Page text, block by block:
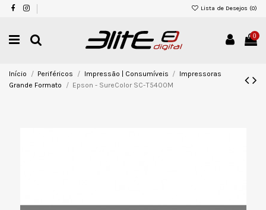
Lista de Desejos (0)
0
Início Periféricos Impressão | Consumíveis
Impressoras
Grande Formato
Epson - SureColor SC-T5400M